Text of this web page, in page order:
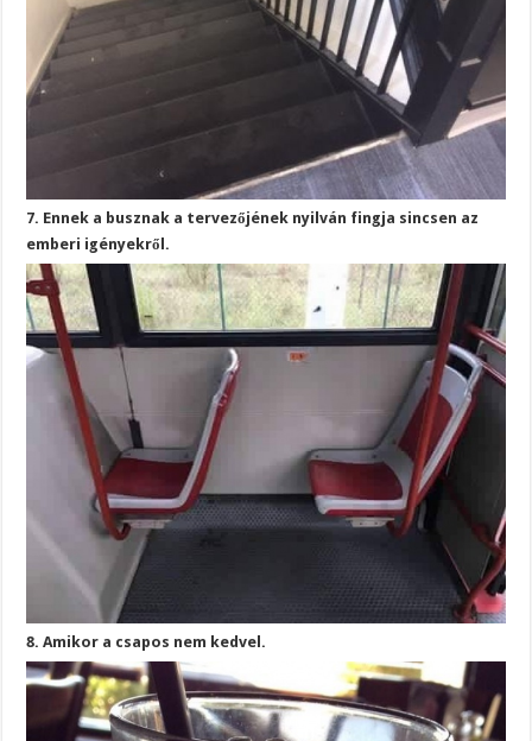
7. Ennek a busznak a tervezőjének nyilván fingja sincsen az
emberi igényekről.
8. Amikor a csapos nem kedvel.